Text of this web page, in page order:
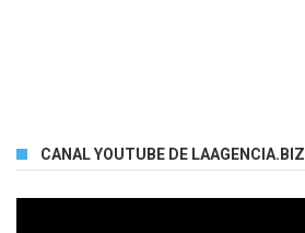
CANAL YOUTUBE DE LAAGENCIA.BIZ